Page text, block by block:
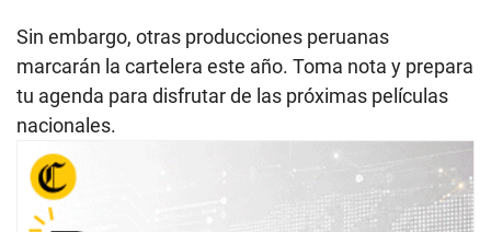
Sin embargo, otras producciones peruanas
marcarán la cartelera este año. Toma nota y prepara
tu agenda para disfrutar de las próximas películas
nacionales.